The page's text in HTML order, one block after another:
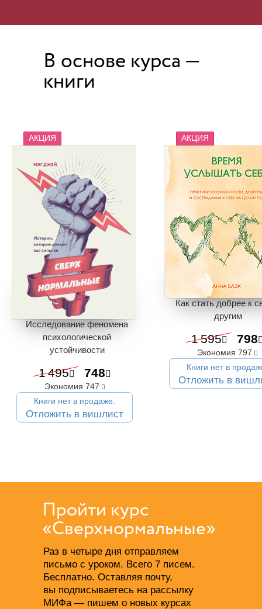
В основе курса —
книги
АКЦИЯ
Исследование феномена
психологической
устойчивости
1 495 748
Экономия 747
Книги нет в продаже.
Отложить в вишлист
АКЦИЯ
Как стать добрее к
другим
1 595 798
Экономия 797
Книги нет в
Отложить в
Пройти курс
«Сверхнормальные»
Раз в четыре дня отправляем
письмо с уроком. Всего 7 писем.
Бесплатно. Оставляя почту,
вы подписываетесь на рассылку
МИФа — пишем о новых курсах